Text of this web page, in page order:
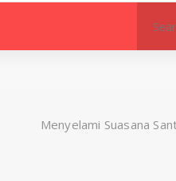
for:
Menyelami Suasana